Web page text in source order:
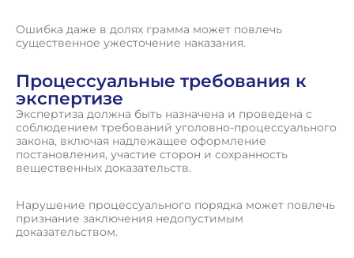
Ошибка даже в долях грамма может повлечь
существенное ужесточение наказания.
Процессуальные требования к
экспертизе
Экспертиза должна быть назначена и проведена с
соблюдением требований уголовно-процессуального
закона, включая надлежащее оформление
постановления, участие сторон и сохранность
вещественных доказательств.
Нарушение процессуального порядка может повлечь
признание заключения недопустимым
доказательством.